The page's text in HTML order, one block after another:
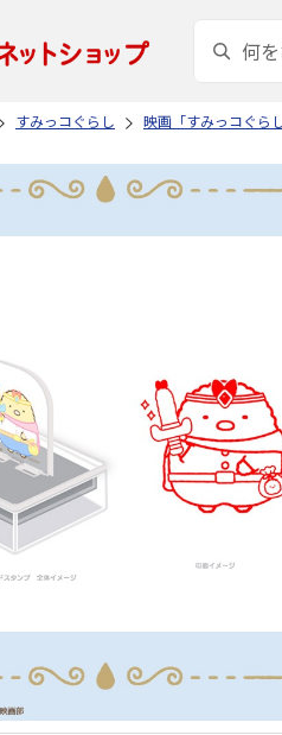
すみっコぐらし 映画「すみっコぐら